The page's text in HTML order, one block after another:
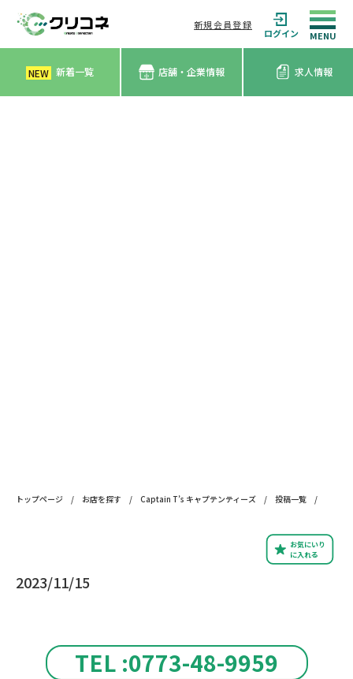
新規会員登録
ログイン
NEW 新着一覧 店舗・企業情報 求人情報
トップページ / お店を探す / Captain T’s キャプテンティーズ / 投稿一覧 /
2023/11/15
お気にいり
に入れる
TEL :0773-48-9959